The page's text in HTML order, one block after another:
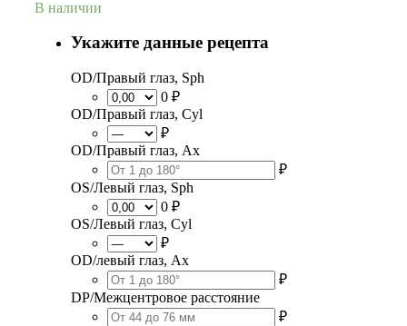
В наличии
Укажите данные рецепта
OD/Правый глаз, Sph
0 ₽
OD/Правый глаз, Cyl
₽
OD/Правый глаз, Ax
₽
OS/Левый глаз, Sph
0 ₽
OS/Левый глаз, Cyl
₽
OD/левый глаз, Ax
₽
DP/Межцентровое расстояние
₽